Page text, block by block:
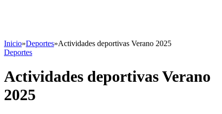
Inicio»Deportes»Actividades deportivas Verano 2025
Deportes
Actividades deportivas Verano
2025